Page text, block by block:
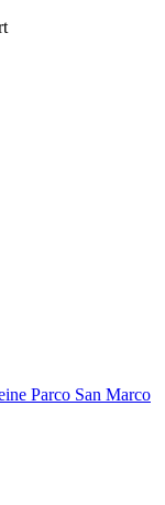
Parco San Marco